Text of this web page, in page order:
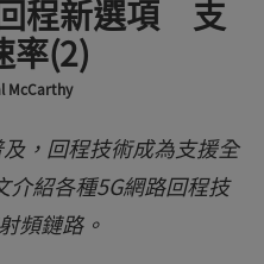
程新選項 支
率(2)
McCarthy
，回程技術成為支援全
介紹各種5G網路回程技
頻鏈路。